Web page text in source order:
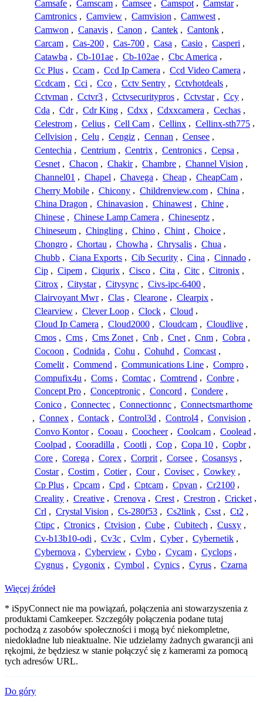
Camsafe , Camscam , Camsee , Camspot , Camstar ,
Camtronics , Camview , Camvision , Camwest ,
Camwon , Canavis , Canon , Cantek , Cantonk ,
Carcam , Cas-200 , Cas-700 , Casa , Casio , Casperi ,
Catawba , Cb-101ae , Cb-102ae , Cbc America ,
Cc Plus , Ccam , Ccd Ip Camera , Ccd Video Camera ,
Ccdcam , Cci , Cco , Cctv Sentry , Cctvhotdeals ,
Cctvman , Cctvr3 , Cctvsecuritypros , Cctvstar , Ccy ,
Cda , Cdr , Cdr King , Cdxx , Cdxxcamera , Cechas ,
Celestrom , Celius , Cell Cam , Cellinx , Cellinx-sth775 ,
Cellvision , Celu , Cengiz , Cennan , Censee ,
Centechia , Centrium , Centrix , Centronics , Cepsa ,
Cesnet , Chacon , Chakir , Chambre , Channel Vision ,
Channel01 , Chapel , Chavega , Cheap , CheapCam ,
Cherry Mobile , Chicony , Childrenview.com , China ,
China Dragon , Chinavasion , Chinawest , Chine ,
Chinese , Chinese Lamp Camera , Chineseptz ,
Chineseum , Chingling , Chino , Chint , Choice ,
Chongro , Chortau , Chowha , Chrysalis , Chua ,
Chubb , Ciana Exports , Cib Security , Cina , Cinnado ,
Cip , Cipem , Ciqurix , Cisco , Cita , Citc , Citronix ,
Citrox , Citystar , Citysync , Civs-ipc-6400 ,
Clairvoyant Mwr , Clas , Clearone , Clearpix ,
Clearview , Clever Loop , Clock , Cloud ,
Cloud Ip Camera , Cloud2000 , Cloudcam , Cloudlive ,
Cmos , Cms , Cms Zonet , Cnb , Cnet , Cnm , Cobra ,
Cocoon , Codnida , Cohu , Cohuhd , Comcast ,
Comelit , Commend , Communications Line , Compro ,
Compufix4u , Coms , Comtac , Comtrend , Conbre ,
Concept Pro , Conceptronic , Concord , Condere ,
Conico , Connectec , Connectionnc , Connectsmarthome
, Connex , Contack , Control3d , Control4 , Convision ,
Convo Kontor , Cooau , Coocheer , Coolcam , Coolead ,
Coolpad , Cooradilla , Cootli , Cop , Copa 10 , Copbr ,
Core , Corega , Corex , Corprit , Corsee , Cosansys ,
Costar , Costim , Cotier , Cour , Covisec , Cowkey ,
Cp Plus , Cpcam , Cpd , Cptcam , Cpvan , Cr2100 ,
Creality , Creative , Crenova , Crest , Crestron , Cricket ,
Crl , Crystal Vision , Cs-280f53 , Cs2link , Csst , Ct2 ,
Ctipc , Ctronics , Ctvision , Cube , Cubitech , Cusxy ,
Cv-b13b10-odi , Cv3c , Cvlm , Cyber , Cybernetik ,
Cybernova , Cyberview , Cybo , Cycam , Cyclops ,
Cygnus , Cygonix , Cymbol , Cynics , Cyrus , Czarna
Więcej źródeł
* iSpyConnect nie ma powiązań, połączenia ani stowarzyszenia z
produktami Camkeeper. Szczegóły połączenia podane tutaj
pochodzą z zasobów społeczności i mogą być niekompletne,
niedokładne lub nieaktualne. Nie udzielamy żadnych gwarancji ani
rękojmi, że będziesz w stanie połączyć się z kamerami za pomocą
tych adresów URL.
Do góry